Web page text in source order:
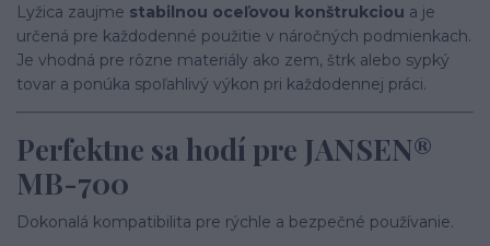
Lyžica zaujme stabilnou oceľovou konštrukciou a je
určená pre každodenné použitie v náročných podmienkach.
Je vhodná pre rôzne materiály ako zem, štrk alebo sypký
tovar a ponúka spoľahlivý výkon pri každodennej práci.
Perfektne sa hodí pre JANSEN®
MB-700
Dokonalá kompatibilita pre rýchle a bezpečné používanie.